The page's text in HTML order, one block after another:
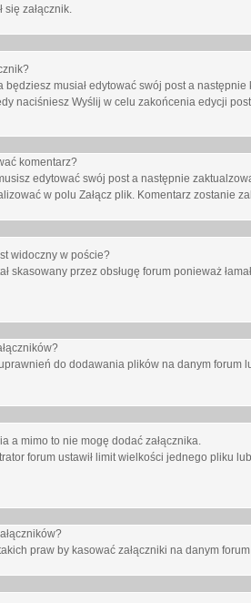
się załącznik.
będziesz musiał edytować swój post a
naciśniesz Wyślij w celu zakońcenia edycji
komentarz?
edytować swój post a następnie
w polu Załącz plik. Komentarz zostanie
widoczny w poście?
skasowany przez obsługę forum ponieważ
do dodawania plików na danym forum
a mimo to nie mogę dodać załącznika.
forum ustawił limit wielkości jednego pliku
praw by kasować załączniki na danym